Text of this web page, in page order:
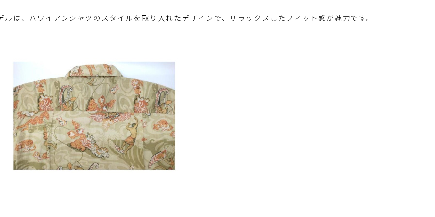
ルは、ハワイアンシャツのスタイルを取り入れたデザインで、リラックスしたフィット感が魅力です。